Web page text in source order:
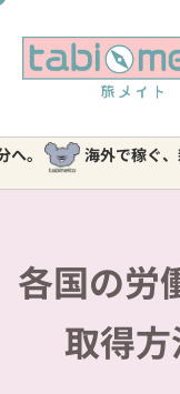
海外で稼ぐ、新しい
各国の労
取得方